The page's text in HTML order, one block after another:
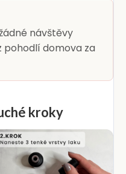
návštěvy
pohodlí domova za
kroky